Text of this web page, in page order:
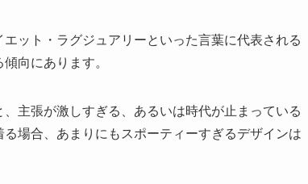
ット・ラグジュアリーといった言葉に代表される
向にあります。
主張が激しすぎる、あるいは時代が止まっている
場合、あまりにもスポーティーすぎるデザインは